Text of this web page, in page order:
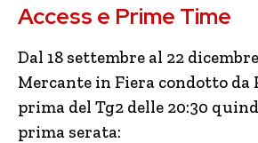
Access e Prime Time
Dal 18 settembre al 22
Mercante in Fiera condotto da
prima del Tg2 delle 20:30
prima serata: